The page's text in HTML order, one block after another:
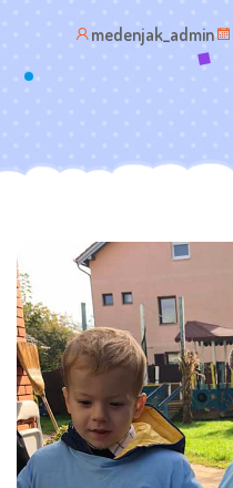
medenjak_admin